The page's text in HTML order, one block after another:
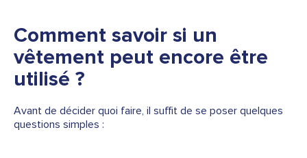
Comment savoir si un
vêtement peut encore être
utilisé ?
Avant de décider quoi faire, il suffit de se poser quelques
questions simples :